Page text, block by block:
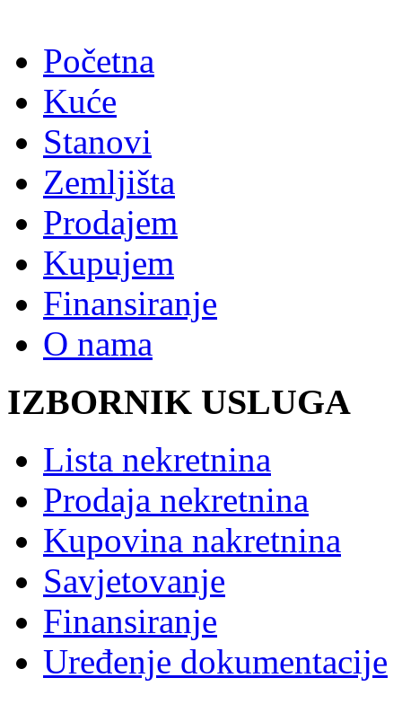
Početna
Kuće
Stanovi
Zemljišta
Prodajem
Kupujem
Finansiranje
O nama
IZBORNIK USLUGA
Lista nekretnina
Prodaja nekretnina
Kupovina nakretnina
Savjetovanje
Finansiranje
Uređenje dokumentacije